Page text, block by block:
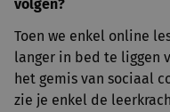
volgen?
Toen we enkel online
langer in bed te liggen
het gemis van sociaal
zie je enkel de